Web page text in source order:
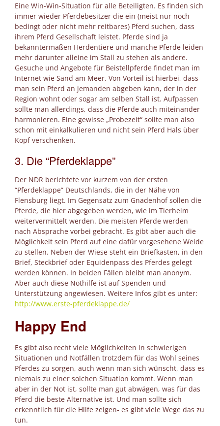
Eine Win-Win-Situation für alle Beteiligten. Es finden sich
immer wieder Pferdebesitzer die ein (meist nur noch
bedingt oder nicht mehr reitbares) Pferd suchen, dass
ihrem Pferd Gesellschaft leistet. Pferde sind ja
bekanntermaßen Herdentiere und manche Pferde leiden
mehr darunter alleine im Stall zu stehen als andere.
Gesuche und Angebote für Beistellpferde findet man im
Internet wie Sand am Meer. Von Vorteil ist hierbei, dass
man sein Pferd an jemanden abgeben kann, der in der
Region wohnt oder sogar am selben Stall ist. Aufpassen
sollte man allerdings, dass die Pferde auch miteinander
harmonieren. Eine gewisse „Probezeit“ sollte man also
schon mit einkalkulieren und nicht sein Pferd Hals über
Kopf verschenken.
3. Die “Pferdeklappe”
Der NDR berichtete vor kurzem von der ersten
“Pferdeklappe” Deutschlands, die in der Nähe von
Flensburg liegt. Im Gegensatz zum Gnadenhof sollen die
Pferde, die hier abgegeben werden, wie im Tierheim
weitervermittelt werden. Die meisten Pferde werden
nach Absprache vorbei gebracht. Es gibt aber auch die
Möglichkeit sein Pferd auf eine dafür vorgesehene Weide
zu stellen. Neben der Wiese steht ein Briefkasten, in den
Brief, Steckbrief oder Equidenpass des Pferdes gelegt
werden können. In beiden Fällen bleibt man anonym.
Aber auch diese Nothilfe ist auf Spenden und
Unterstützung angewiesen. Weitere Infos gibt es unter:
http://www.erste-pferdeklappe.de/
Happy End
Es gibt also recht viele Möglichkeiten in schwierigen
Situationen und Notfällen trotzdem für das Wohl seines
Pferdes zu sorgen, auch wenn man sich wünscht, dass es
niemals zu einer solchen Situation kommt. Wenn man
aber in der Not ist, sollte man gut abwägen, was für das
Pferd die beste Alternative ist. Und man sollte sich
erkenntlich für die Hilfe zeigen- es gibt viele Wege das zu
tun.